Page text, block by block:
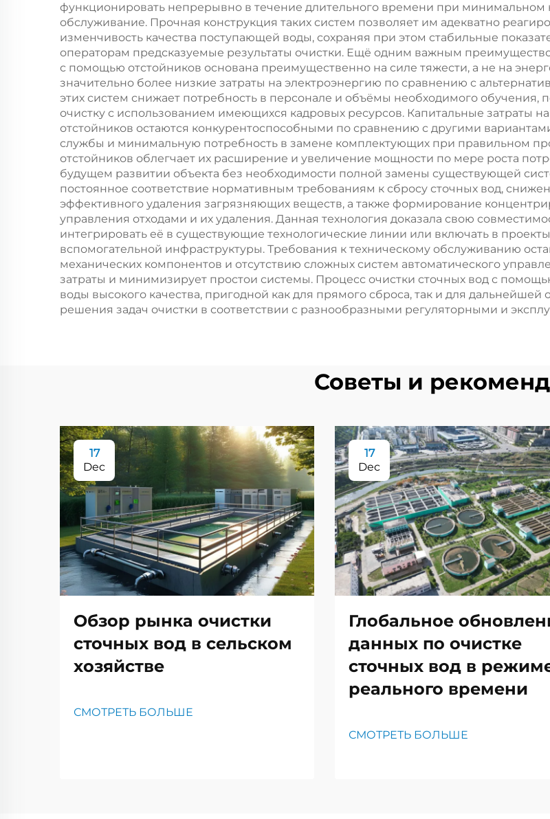
функционировать непрерывно в течение длительного времени при минимальном
обслуживание. Прочная конструкция таких систем позволяет им адекватно
изменчивость качества поступающей воды, сохраняя при этом стабильные
операторам предсказуемые результаты очистки. Ещё одним важным
с помощью отстойников основана преимущественно на силе тяжести, а не на
значительно более низкие затраты на электроэнергию по сравнению с
этих систем снижает потребность в персонале и объёмы необходимого
очистку с использованием имеющихся кадровых ресурсов. Капитальные затраты
отстойников остаются конкурентоспособными по сравнению с другими
службы и минимальную потребность в замене комплектующих при правильном
отстойников облегчает их расширение и увеличение мощности по мере роста
будущем развитии объекта без необходимости полной замены существующей
постоянное соответствие нормативным требованиям к сбросу сточных вод,
эффективного удаления загрязняющих веществ, а также формирование
управления отходами и их удаления. Данная технология доказала свою
интегрировать её в существующие технологические линии или включать в
вспомогательной инфраструктуры. Требования к техническому обслуживанию
механических компонентов и отсутствию сложных систем автоматического
затраты и минимизирует простои системы. Процесс очистки сточных вод с
воды высокого качества, пригодной как для прямого сброса, так и для
решения задач очистки в соответствии с разнообразными регуляторными и
Советы и
17
Dec
Обзор рынка очистки
сточных вод в сельском
хозяйстве
СМОТРЕТЬ БОЛЬШЕ
17
Dec
Глобальное
данных по очистке
сточных вод в
реального времени
СМОТРЕТЬ БОЛЬШЕ